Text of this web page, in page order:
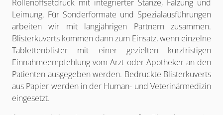
Rollenoffsetdruck mit integrierter Stanze, Falzung und
Leimung. Für Sonderformate und Spezialausführungen
arbeiten wir mit langjährigen Partnern zusammen.
Blisterkuverts kommen dann zum Einsatz, wenn einzelne
Tablettenblister mit einer gezielten kurzfristigen
Einnahmeempfehlung vom Arzt oder Apotheker an den
Patienten ausgegeben werden. Bedruckte Blisterkuverts
aus Papier werden in der Human- und Veterinärmedizin
eingesetzt.